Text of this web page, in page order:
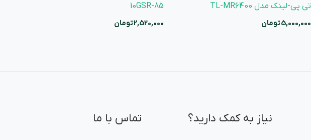
تی پی-لینک مدل TL-MR6400
5,000,000تومان
10GSR-85
2,520,000تومان
نیاز به کمک دارید؟ تماس با ما